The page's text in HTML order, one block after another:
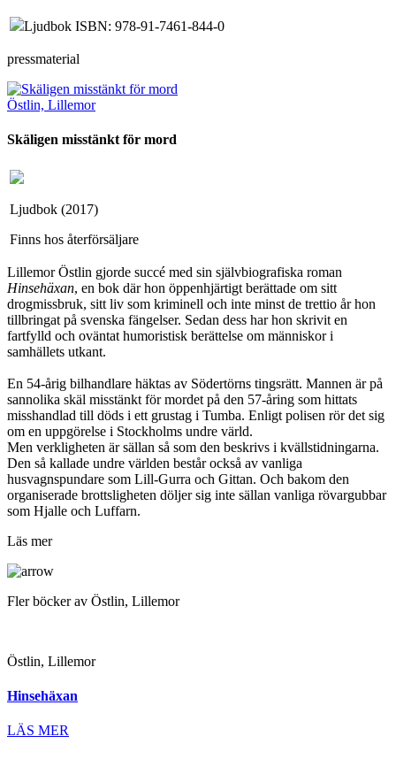
Ljudbok ISBN: 978-91-7461-844-0
pressmaterial
Östlin, Lillemor
Skäligen misstänkt för mord
Ljudbok (2017)
Finns hos återförsäljare
Lillemor Östlin gjorde succé med sin självbiografiska roman
Hinsehäxan, en bok där hon öppenhjärtigt berättade om sitt
drogmissbruk, sitt liv som kriminell och inte minst de trettio år hon
tillbringat på svenska fängelser. Sedan dess har hon skrivit en
fartfylld och oväntat humoristisk berättelse om människor i
samhällets utkant.
En 54-årig bilhandlare häktas av Södertörns tingsrätt. Mannen är på
sannolika skäl misstänkt för mordet på den 57-åring som hittats
misshandlad till döds i ett grustag i Tumba. Enligt polisen rör det sig
om en uppgörelse i Stockholms undre värld.
Men verkligheten är sällan så som den beskrivs i kvällstidningarna.
Den så kallade undre världen består också av vanliga
husvagnspundare som Lill-Gurra och Gittan. Och bakom den
organiserade brottsligheten döljer sig inte sällan vanliga rövargubbar
som Hjalle och Luffarn.
Läs mer
Fler böcker av Östlin, Lillemor
Östlin, Lillemor
Hinsehäxan
LÄS MER